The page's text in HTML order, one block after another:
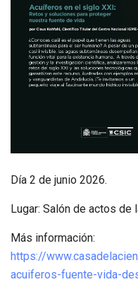
Día 2 de junio 2026.
Lugar: Salón de actos de
Más información:
https://
acuiferos-fuente-vida-